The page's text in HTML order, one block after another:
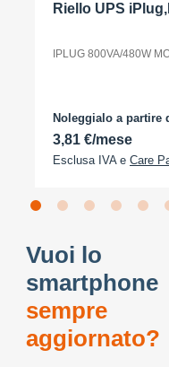
Riello UPS
IPLUG 800VA/480W
Noleggialo a partire
3,81 €/mese
Esclusa IVA e Care
Vuoi lo
smartphone
sempre
aggiornato?